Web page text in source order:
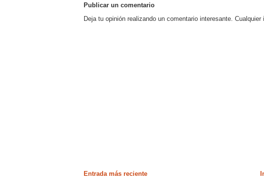
Publicar un comentario
Deja tu opinión realizando un comentario interesante.
Entrada más reciente